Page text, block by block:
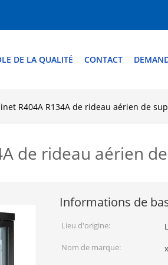
DE LA QUALITÉ CONTACT
R404A R134A de rideau aérien de
de rideau aérien
Informations de
Lieu d'origine:
Nom de marque: